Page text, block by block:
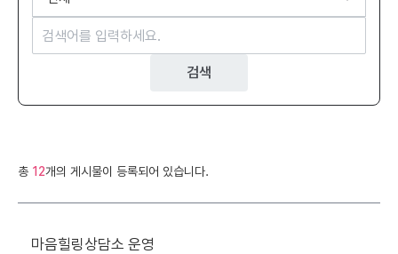
검색
총 12개의 게시물이 등록되어 있습니다.
마음힐링상담소 운영